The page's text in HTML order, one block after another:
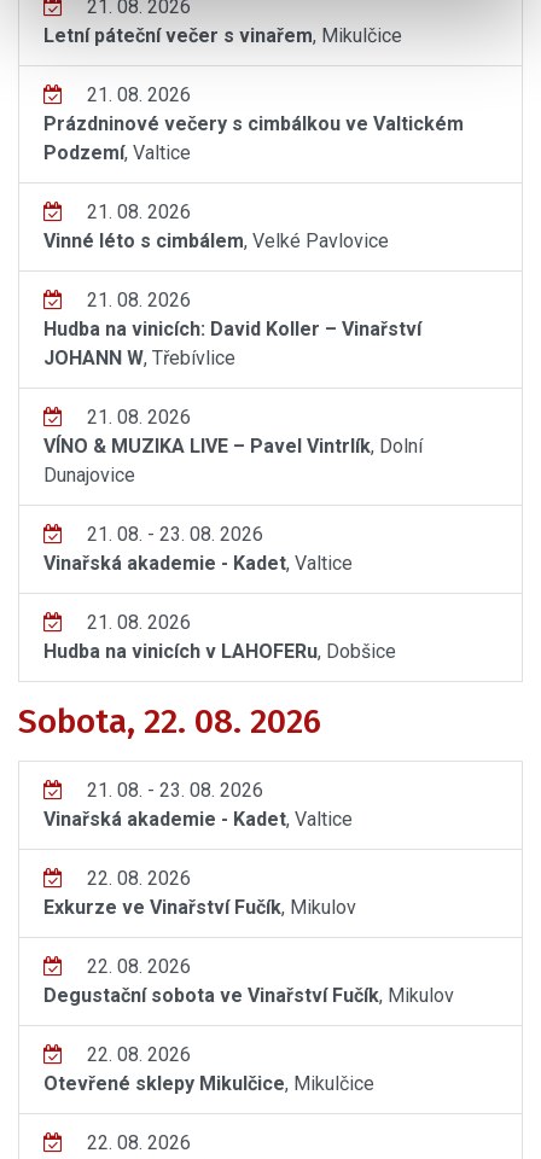
21. 08. 2026
Letní páteční večer s vinařem, Mikulčice
21. 08. 2026
Prázdninové večery s cimbálkou ve Valtickém
Podzemí, Valtice
21. 08. 2026
Vinné léto s cimbálem, Velké Pavlovice
21. 08. 2026
Hudba na vinicích: David Koller – Vinařství
JOHANN W, Třebívlice
21. 08. 2026
VÍNO & MUZIKA LIVE – Pavel Vintrlík, Dolní
Dunajovice
21. 08. - 23. 08. 2026
Vinařská akademie - Kadet, Valtice
21. 08. 2026
Hudba na vinicích v LAHOFERu, Dobšice
Sobota, 22. 08. 2026
21. 08. - 23. 08. 2026
Vinařská akademie - Kadet, Valtice
22. 08. 2026
Exkurze ve Vinařství Fučík, Mikulov
22. 08. 2026
Degustační sobota ve Vinařství Fučík, Mikulov
22. 08. 2026
Otevřené sklepy Mikulčice, Mikulčice
22. 08. 2026